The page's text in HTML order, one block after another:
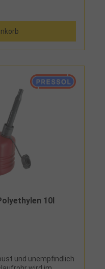
10l
und unempfindlich